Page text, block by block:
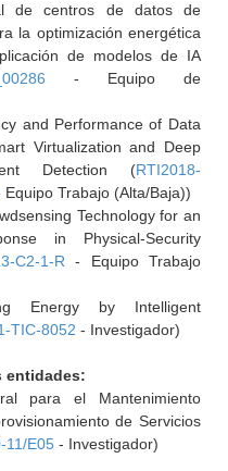
de centros de datos de
la optimización energética
de modelos de IA
- Equipo de
and Performance of Data
Virtualization and Deep
Detection (RTI2018-
Trabajo (Alta/Baja))
Technology for an
in Physical-Security
C2-1-R - Equipo Trabajo
Energy by Intelligent
TIC-8052 - Investigador)
entidades:
para el Mantenimiento
de Servicios
11/E05- Investigador)